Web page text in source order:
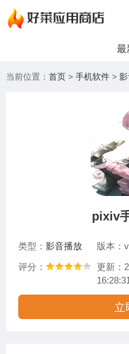
最
当前位置： 首页 > 手机软件 >
pixiv
类型： 影音播放 版本：
评分：
更新：
16:28:31
立